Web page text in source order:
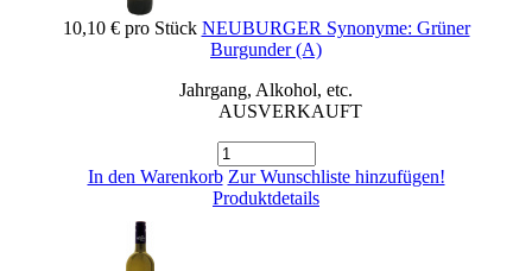
10,10 € pro Stück NEUBURGER Synonyme: Grüner
Burgunder (A)
Jahrgang, Alkohol, etc.
AUSVERKAUFT
In den Warenkorb Zur Wunschliste hinzufügen!
Produktdetails